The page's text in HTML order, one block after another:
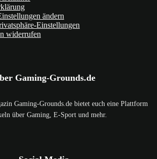
ändern
Einstellungen
widerrufen
Gaming-Grounds.de
Gaming-Grounds.de bietet euch eine Plattform
über Gaming, E-Sport und mehr.